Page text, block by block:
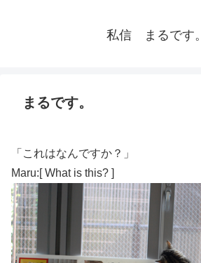
私信 まるです。
まるです。
「これはなんですか？」
Maru:[ What is this? ]